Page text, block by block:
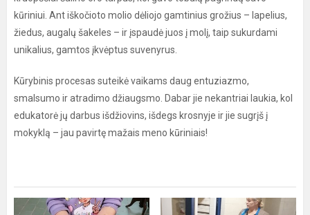
kūriniui. Ant iškočioto molio dėliojo gamtinius grožius – lapelius,
žiedus, augalų šakeles – ir įspaudė juos į molį, taip sukurdami
unikalius, gamtos įkvėptus suvenyrus.
Kūrybinis procesas suteikė vaikams daug entuziazmo,
smalsumo ir atradimo džiaugsmo. Dabar jie nekantriai laukia, kol
edukatorė jų darbus išdžiovins, išdegs krosnyje ir jie sugrįš į
mokyklą – jau pavirtę mažais meno kūriniais!